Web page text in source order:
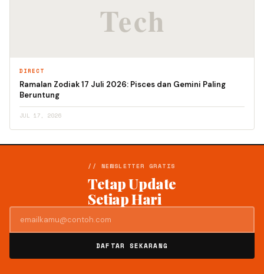
DIRECT
Ramalan Zodiak 17 Juli 2026: Pisces dan Gemini Paling
Beruntung
JUL 17, 2026
// NEWSLETTER GRATIS
Tetap Update
Setiap Hari
DAFTAR SEKARANG